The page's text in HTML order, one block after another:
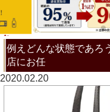
例えどんな状態であろうとも！ルイヴィトンの買取なら当
店にお任
2020.02.20